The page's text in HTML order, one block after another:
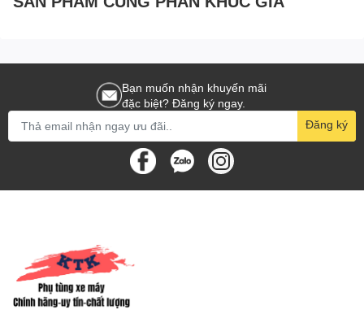
Bạn muốn nhận khuyến mãi
đặc biệt? Đăng ký ngay.
Đăng ký